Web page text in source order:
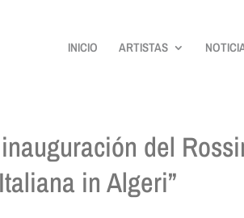
INICIO ARTISTAS
del
in Algeri”